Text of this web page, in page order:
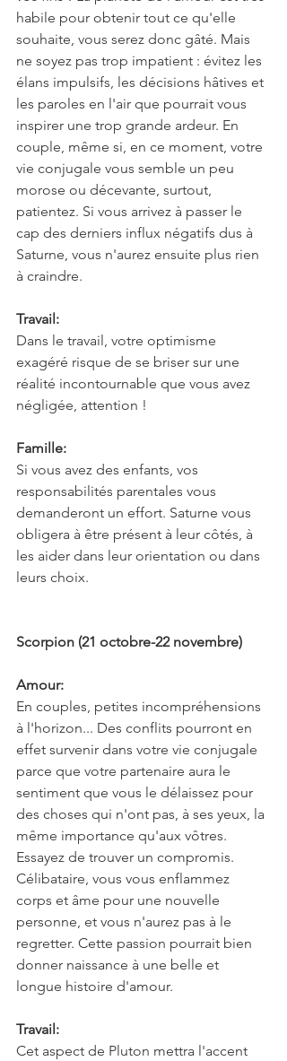
habile pour obtenir tout ce qu'elle
souhaite, vous serez donc gâté. Mais
ne soyez pas trop impatient : évitez les
élans impulsifs, les décisions hâtives et
les paroles en l'air que pourrait vous
inspirer une trop grande ardeur. En
couple, même si, en ce moment, votre
vie conjugale vous semble un peu
morose ou décevante, surtout,
patientez. Si vous arrivez à passer le
cap des derniers influx négatifs dus à
Saturne, vous n'aurez ensuite plus rien
à craindre.
Travail:
Dans le travail, votre optimisme
exagéré risque de se briser sur une
réalité incontournable que vous avez
négligée, attention !
Famille:
Si vous avez des enfants, vos
responsabilités parentales vous
demanderont un effort. Saturne vous
obligera à être présent à leur côtés, à
les aider dans leur orientation ou dans
leurs choix.
Scorpion (21 octobre-22 novembre)
Amour:
En couples, petites incompréhensions
à l'horizon... Des conflits pourront en
effet survenir dans votre vie conjugale
parce que votre partenaire aura le
sentiment que vous le délaissez pour
des choses qui n'ont pas, à ses yeux, la
même importance qu'aux vôtres.
Essayez de trouver un compromis.
Célibataire, vous vous enflammez
corps et âme pour une nouvelle
personne, et vous n'aurez pas à le
regretter. Cette passion pourrait bien
donner naissance à une belle et
longue histoire d'amour.
Travail:
Cet aspect de Pluton mettra l'accent